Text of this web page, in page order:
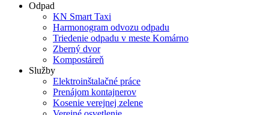
Odpad
KN Smart Taxi
Harmonogram odvozu odpadu
Triedenie odpadu v meste Komárno
Zberný dvor
Kompostáreň
Služby
Elektroinštalačné práce
Prenájom kontajnerov
Kosenie verejnej zelene